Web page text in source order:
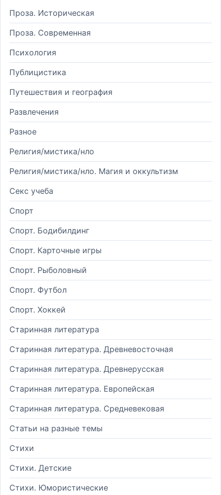
Проза. Историческая
Проза. Современная
Психология
Публицистика
Путешествия и география
Развлечения
Разное
Религия/мистика/нло
Религия/мистика/нло. Магия и оккультизм
Секс учеба
Спорт
Спорт. Бодибилдинг
Спорт. Карточные игры
Спорт. Рыболовный
Спорт. Футбол
Спорт. Хоккей
Старинная литература
Старинная литература. Древневосточная
Старинная литература. Древнерусская
Старинная литература. Европейская
Старинная литература. Средневековая
Статьи на разные темы
Стихи
Стихи. Детские
Стихи. Юмористические